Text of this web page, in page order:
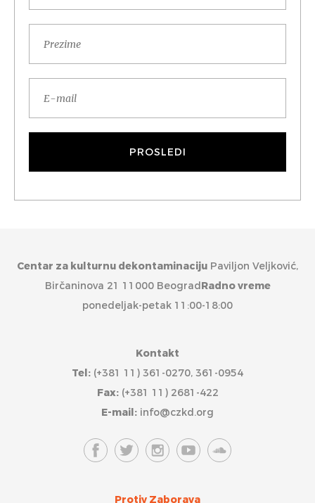
Centar za kulturnu dekontaminaciju Paviljon Veljković,
Birčaninova 21 11000 BeogradRadno vreme
ponedeljak-petak 11:00-18:00
Kontakt
Tel: (+381 11) 361-0270, 361-0954
Fax:(+381 11) 2681-422
E-mail: info@czkd.org
Protiv Zaborava